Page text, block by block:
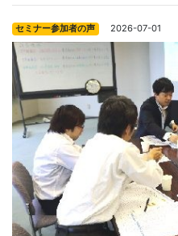
セミナー参加者の声 2026-07-01